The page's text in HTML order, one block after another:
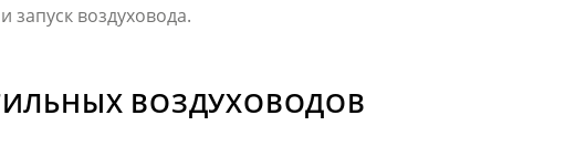
воздуховода.
ВОЗДУХОВОДОВ